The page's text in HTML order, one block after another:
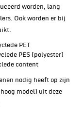
worden, lang
Ook worden er bij
PET
PES (polyester)
content
nodig heeft op zijn
model) uit deze